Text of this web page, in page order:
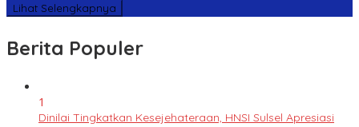
Lihat Selengkapnya
Berita Populer
1
Dinilai Tingkatkan Kesejehateraan, HNSI Sulsel Apresiasi